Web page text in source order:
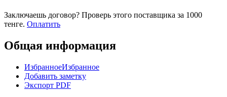
Заключаешь договор? Проверь этого поставщика за 1000
тенге. Оплатить
Общая информация
ИзбранноеИзбранное
Добавить заметку
Экспорт PDF